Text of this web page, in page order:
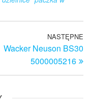
NASTĘPNE
Wacker Neuson BS30
5000005216